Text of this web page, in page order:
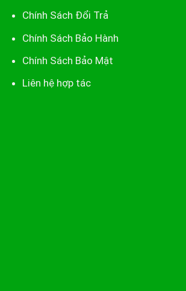
Chính Sách Đổi Trả
Chính Sách Bảo Hành
Chính Sách Bảo Mật
Liên hệ hợp tác